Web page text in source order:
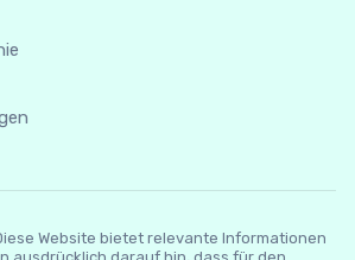
Website bietet relevante Informationen